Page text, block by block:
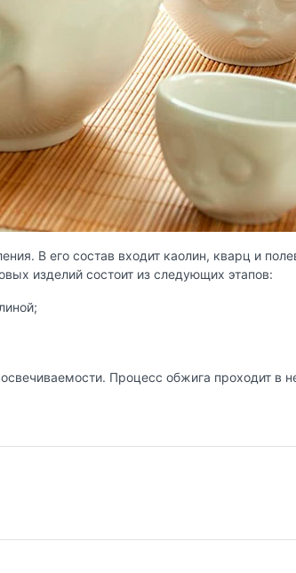
В его состав входит каолин, кварц и
изделий состоит из следующих этапов:
Процесс обжига проходит в